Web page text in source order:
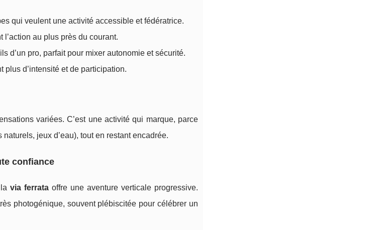
qui veulent une activité accessible et fédératrice.
l’action au plus près du courant.
d’un pro, parfait pour mixer autonomie et sécurité.
plus d’intensité et de participation.
variées. C’est une activité qui marque, parce
jeux d’eau), tout en restant encadrée.
confiance
via ferrataoffre une aventure verticale progressive.
photogénique, souvent plébiscitée pour célébrer un